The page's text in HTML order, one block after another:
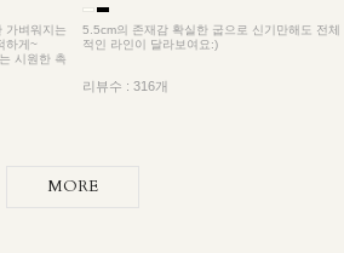
가벼워지는
하게~
시원한 촉
5.5cm의 존재감 확실한 굽으로 신기만해도 전체
적인 라인이 달라보여요:)
리뷰수 : 316개
MORE